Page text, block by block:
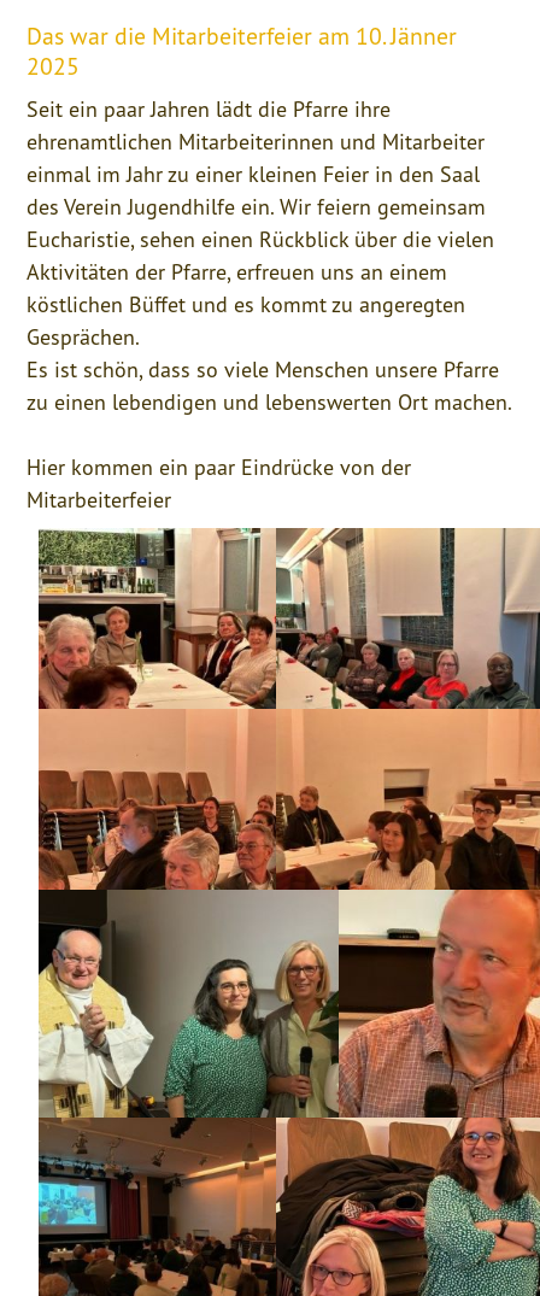
Das war die Mitarbeiterfeier am 10. Jänner
2025
Seit ein paar Jahren lädt die Pfarre ihre
ehrenamtlichen Mitarbeiterinnen und Mitarbeiter
einmal im Jahr zu einer kleinen Feier in den Saal
des Verein Jugendhilfe ein. Wir feiern gemeinsam
Eucharistie, sehen einen Rückblick über die vielen
Aktivitäten der Pfarre, erfreuen uns an einem
köstlichen Büffet und es kommt zu angeregten
Gesprächen.
Es ist schön, dass so viele Menschen unsere Pfarre
zu einen lebendigen und lebenswerten Ort machen.
Hier kommen ein paar Eindrücke von der
Mitarbeiterfeier